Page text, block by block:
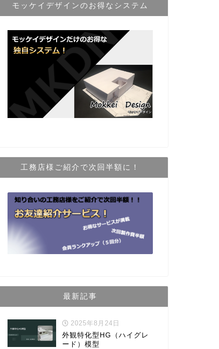
モッケイデザインのお得なシステム
工務店様ご紹介で次回半額に！
最新記事
2025年8月24日
外観特化型HG（ハイグレ
ード）模型